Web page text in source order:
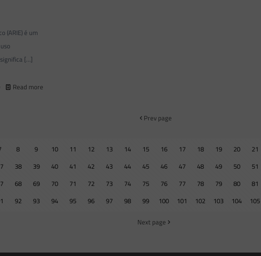
é um
[…]
Read more
Prev page
8 9 10 11 12 13 14 15 16 17 18 19 20 21
38 39 40 41 42 43 44 45 46 47 48 49 50 51
68 69 70 71 72 73 74 75 76 77 78 79 80 81
92 93 94 95 96 97 98 99 100 101 102 103 104 105
Next page